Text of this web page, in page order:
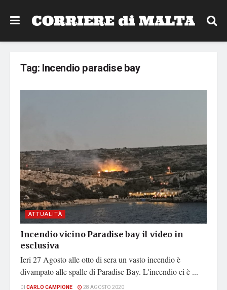
Tag: Incendio paradise bay
ATTUALITÀ
Incendio vicino Paradise bay il video in
esclusiva
Ieri 27 Agosto alle otto di sera un vasto incendio è
divampato alle spalle di Paradise Bay. L'incendio ci è ...
DI CARLO CAMPIONE 28 AGOSTO 2020